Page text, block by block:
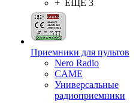
+ ЕЩЕ 3
Приемники для пультов
Nero Radio
CAME
Универсальные
радиоприемники